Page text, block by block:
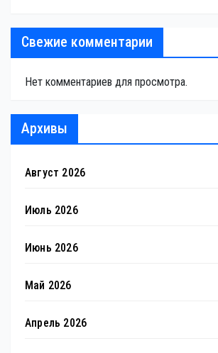
Свежие комментарии
Нет комментариев для просмотра.
Архивы
Август 2026
Июль 2026
Июнь 2026
Май 2026
Апрель 2026